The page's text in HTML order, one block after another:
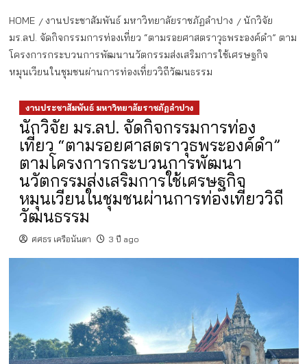
HOME งานประชาสัมพันธ์ มหาวิทยาลัยราชภัฏลำปาง
นักวิจัย
มร.ลป. จัดกิจกรรมการท่องเที่ยว “ตามรอยศาสตราวุธพระองค์ดำ” ตาม
โครงการกระบวนการพัฒนานวัตกรรมส่งเสริมการใช้เศรษฐกิจ
หมุนเวียนในชุมชนผ่านการท่องเที่ยววิถีวัฒนธรรม
งานประชาสัมพันธ์ มหาวิทยาลัยราชภัฏลำปาง
นักวิจัย มร.ลป. จัดกิจกรรมการท่อง
เที่ยว “ตามรอยศาสตราวุธพระองค์ดำ”
ตามโครงการกระบวนการพัฒนา
นวัตกรรมส่งเสริมการใช้เศรษฐกิจ
หมุนเวียนในชุมชนผ่านการท่องเที่ยววิถี
วัฒนธรรม
ศศธร เครือนันตา 3 ปี ago